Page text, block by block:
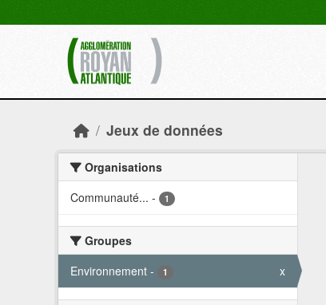
Jeux de données
Organisations
Communauté... - 1
Groupes
Environnement - 1 x